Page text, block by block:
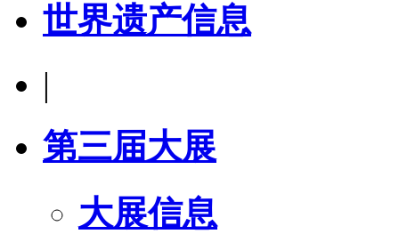
世界遗产信息
|
第三届大展
大展信息